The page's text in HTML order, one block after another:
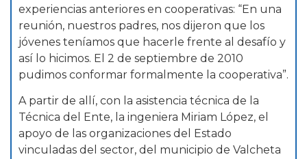
experiencias anteriores en cooperativas: “En una
reunión, nuestros padres, nos dijeron que los
jóvenes teníamos que hacerle frente al desafío y
así lo hicimos. El 2 de septiembre de 2010
pudimos conformar formalmente la cooperativa”.
A partir de allí, con la asistencia técnica de la
Técnica del Ente, la ingeniera Miriam López, el
apoyo de las organizaciones del Estado
vinculadas del sector, del municipio de Valcheta